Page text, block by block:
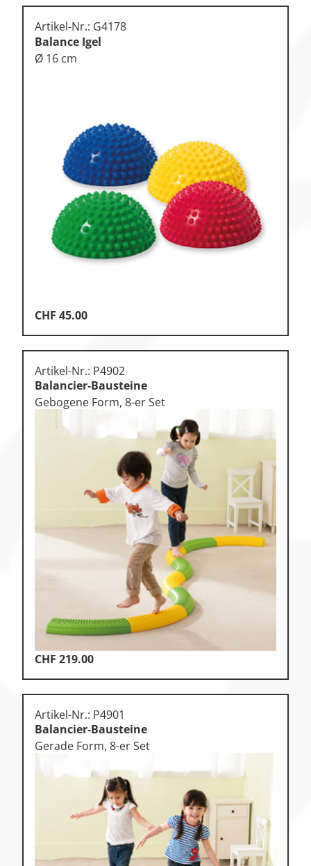
Artikel-Nr.: G4178
Balance Igel
Ø 16 cm
CHF 45.00
Artikel-Nr.: P4902
Balancier-Bausteine
Gebogene Form, 8-er Set
CHF 219.00
Artikel-Nr.: P4901
Balancier-Bausteine
Gerade Form, 8-er Set